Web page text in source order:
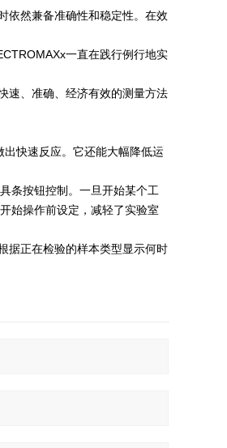
然兼备准确性和稳定性。在效
一直在践行例行地实
速、准确、经济有效的测量方法
快速反应。它还能大幅降低运
条按钮控制。一旦开始某个工
始操作前设定，减轻了实验室
据正在检验的样本类型显示何时